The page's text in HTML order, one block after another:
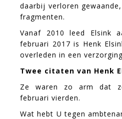
daarbij verloren
fragmenten.
Vanaf 2010 leed Elsink
februari 2017 is Henk
overleden in een
Twee citaten van Henk
Ze waren zo arm dat
februari vierden.
Wat hebt U tegen